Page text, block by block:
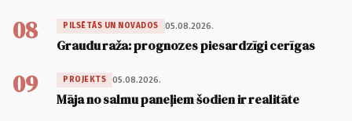
08 PILSĒTĀS UN NOVADOS 05.08.2026.
Graudu raža: prognozes piesardzīgi cerīgas
09 PROJEKTS 05.08.2026.
Māja no salmu paneļiem šodien ir realitāte